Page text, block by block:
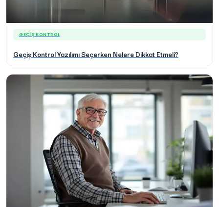
GEÇIŞ KONTROL
Geçiş Kontrol Yazılımı Seçerken Nelere Dikkat Etmeli?